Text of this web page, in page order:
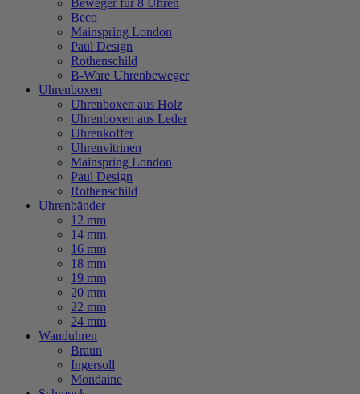
Beweger für 8 Uhren
Beco
Mainspring London
Paul Design
Rothenschild
B-Ware Uhrenbeweger
Uhrenboxen
Uhrenboxen aus Holz
Uhrenboxen aus Leder
Uhrenkoffer
Uhrenvitrinen
Mainspring London
Paul Design
Rothenschild
Uhrenbänder
12 mm
14 mm
16 mm
18 mm
19 mm
20 mm
22 mm
24 mm
Wanduhren
Braun
Ingersoll
Mondaine